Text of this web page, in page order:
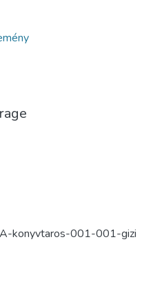
konyvtaros-001-001-gizi